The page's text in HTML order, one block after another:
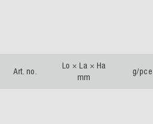
Art. no.
Lo × La × Ha
mm
g/pce